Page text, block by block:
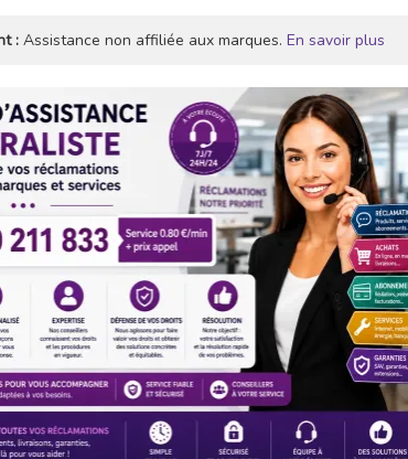
: Assistance non affiliée aux marques. En savoir plus